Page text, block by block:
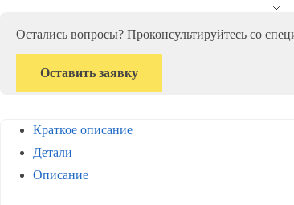
Остались вопросы? Проконсультируйтесь со
Оставить заявку
Краткое описание
Детали
Описание